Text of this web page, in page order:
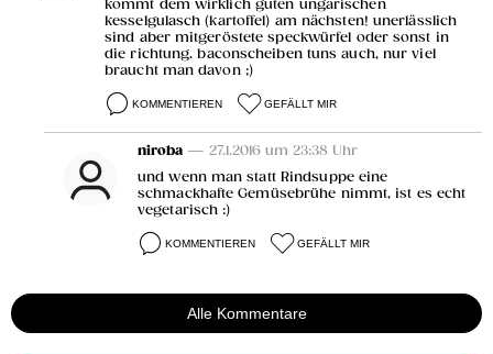
kommt dem wirklich guten ungarischen
kesselgulasch (kartoffel) am nächsten! unerlässlich
sind aber mitgeröstete speckwürfel oder sonst in
die richtung. baconscheiben tuns auch, nur viel
braucht man davon ;)
KOMMENTIEREN GEFÄLLT MIR
niroba — 27.1.2016 um 23:38 Uhr
und wenn man statt Rindsuppe eine
schmackhafte Gemüsebrühe nimmt, ist es echt
vegetarisch :)
KOMMENTIEREN GEFÄLLT MIR
Alle Kommentare